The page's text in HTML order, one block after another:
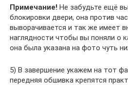
Примечание! Не забудьте ещё
блокировки двери, она против
выворачивается и так же имеет
наглядности чтобы вы поняли о
она была указана на фото чуть
5) В завершение укажем на тот
передняя обшивка крепятся